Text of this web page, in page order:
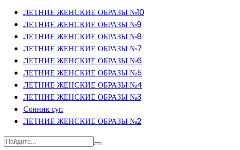
ЛЕТНИЕ ЖЕНСКИЕ ОБРАЗЫ №10
ЛЕТНИЕ ЖЕНСКИЕ ОБРАЗЫ №9
ЛЕТНИЕ ЖЕНСКИЕ ОБРАЗЫ №8
ЛЕТНИЕ ЖЕНСКИЕ ОБРАЗЫ №7
ЛЕТНИЕ ЖЕНСКИЕ ОБРАЗЫ №6
ЛЕТНИЕ ЖЕНСКИЕ ОБРАЗЫ №5
ЛЕТНИЕ ЖЕНСКИЕ ОБРАЗЫ №4
ЛЕТНИЕ ЖЕНСКИЕ ОБРАЗЫ №3
Сонник суп
ЛЕТНИЕ ЖЕНСКИЕ ОБРАЗЫ №2